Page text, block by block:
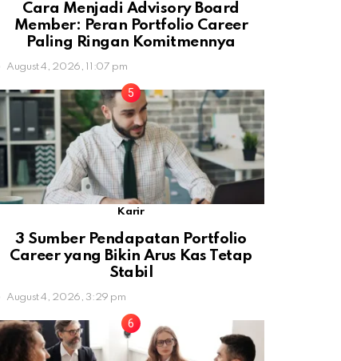
Cara Menjadi Advisory Board
Member: Peran Portfolio Career
Paling Ringan Komitmennya
August 4, 2026, 11:07 pm
Karir
3 Sumber Pendapatan Portfolio
Career yang Bikin Arus Kas Tetap
Stabil
August 4, 2026, 3:29 pm